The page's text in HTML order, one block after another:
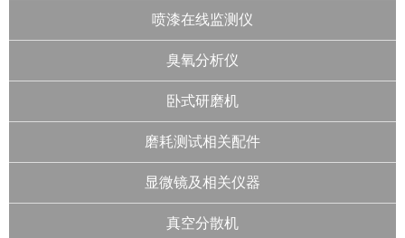
喷漆在线监测仪
臭氧分析仪
卧式研磨机
磨耗测试相关配件
显微镜及相关仪器
真空分散机